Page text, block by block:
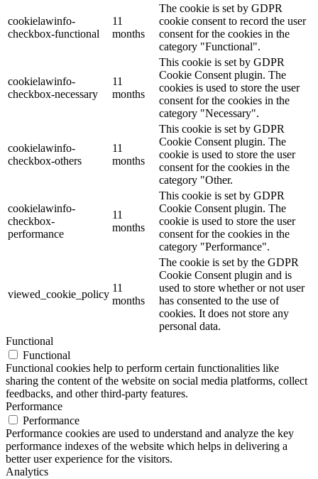
cookielawinfo-
checkbox-functional
11
months
The cookie is set by GDPR
cookie consent to record the user
consent for the cookies in the
category "Functional".
cookielawinfo-
checkbox-necessary
11
months
This cookie is set by GDPR
Cookie Consent plugin. The
cookies is used to store the user
consent for the cookies in the
category "Necessary".
cookielawinfo-
checkbox-others
11
months
This cookie is set by GDPR
Cookie Consent plugin. The
cookie is used to store the user
consent for the cookies in the
category "Other.
cookielawinfo-
checkbox-
performance
11
months
This cookie is set by GDPR
Cookie Consent plugin. The
cookie is used to store the user
consent for the cookies in the
category "Performance".
viewed_cookie_policy
11
months
The cookie is set by the GDPR
Cookie Consent plugin and is
used to store whether or not user
has consented to the use of
cookies. It does not store any
personal data.
Functional
Functional
Functional cookies help to perform certain functionalities like
sharing the content of the website on social media platforms, collect
feedbacks, and other third-party features.
Performance
Performance
Performance cookies are used to understand and analyze the key
performance indexes of the website which helps in delivering a
better user experience for the visitors.
Analytics